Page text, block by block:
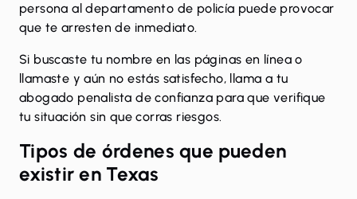
persona al departamento de policía puede provocar
que te arresten de inmediato.
Si buscaste tu nombre en las páginas en línea o
llamaste y aún no estás satisfecho, llama a tu
abogado penalista de confianza para que verifique
tu situación sin que corras riesgos.
Tipos de órdenes que pueden
existir en Texas